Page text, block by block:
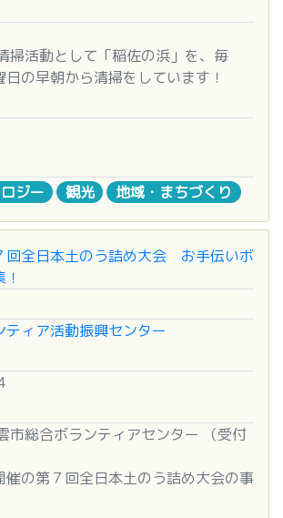
。多くのボランティアの皆様と一緒に
ボール箱に詰め、メッセージを添え
けましょう。
士の距離の確保が難しい事も想定さ
、マスク着用でお出かけ下さい。ま
・咳・喉の痛みのある方及び濃厚接触
をご遠慮下さい。
とご協力を頂きます様お願いいたし
の準備をしてお出かけ下さい。
７月 ３日(金)１０:００〜１２：３０
ング ７月 ６日(月)１０:００〜１２：
宅 ふらここ １F
グ ７月 ７日(火)１０:００〜１２：
宅 ふらここ １F
グ ７月１５日(水)１５:００〜１
) いきいきプラザ 体育室
グ ７月１６日(木)１８:００〜１
掃活動として「稲佐の浜」を、毎
の早朝から清掃をしています！
の方のご協力が必要です。是非、ご
ませ。
加大歓迎です！ 必ず大人の付き添
ください。
日)
合 6:30開始 8:00終了
一日曜日に開催します。詳細につい
にてご確認ください）
き海浜公園の看板がある一つ北側の
くもの
ジー
観光 地域・まちづくり
回全日本土のう詰め大会 お手伝いボ
ティア活動振興センター
総合ボランティアセンター （受付
催の第７回全日本土のう詰め大会の事
付、片付けなどをお手伝いいただけ